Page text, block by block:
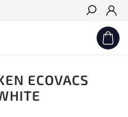
Hledat
ECOVACS